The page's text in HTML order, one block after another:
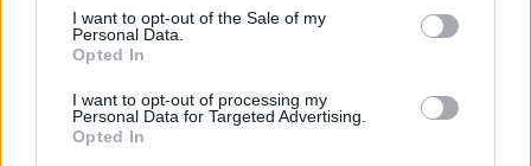
consent section.
I want to opt-out of the Sale of my
Personal Data.
Opted In
I want to opt-out of processing my
Personal Data for Targeted Advertising.
Opted In